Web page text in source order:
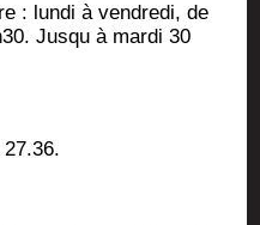
: lun­di à ven­dre­di, de
Jus­qu à mar­di 30